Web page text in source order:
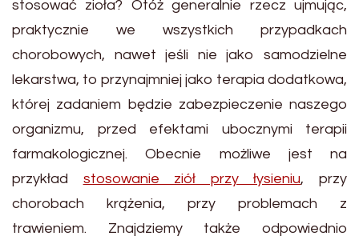
stosować zioła? Otóż generalnie rzecz ujmując,
praktycznie we wszystkich przypadkach
chorobowych, nawet jeśli nie jako samodzielne
lekarstwa, to przynajmniej jako terapia dodatkowa,
której zadaniem będzie zabezpieczenie naszego
organizmu, przed efektami ubocznymi terapii
farmakologicznej. Obecnie możliwe jest na
przykład stosowanie ziół przy łysieniu, przy
chorobach krążenia, przy problemach z
trawieniem. Znajdziemy także odpowiednio